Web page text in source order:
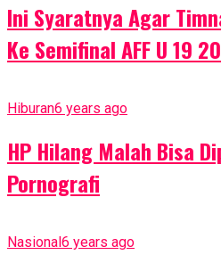
Ini Syaratnya Agar
Ke Semifinal AFF U 19
Hiburan6 years ago
HP Hilang Malah Bisa
Pornografi
Nasional 6 years ago